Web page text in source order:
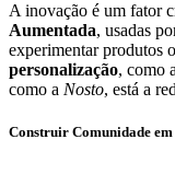
A inovação é um fator
Aumentada, usadas
experimentar produtos
personalização, como
como a Nosto, está a
Construir Comunidade